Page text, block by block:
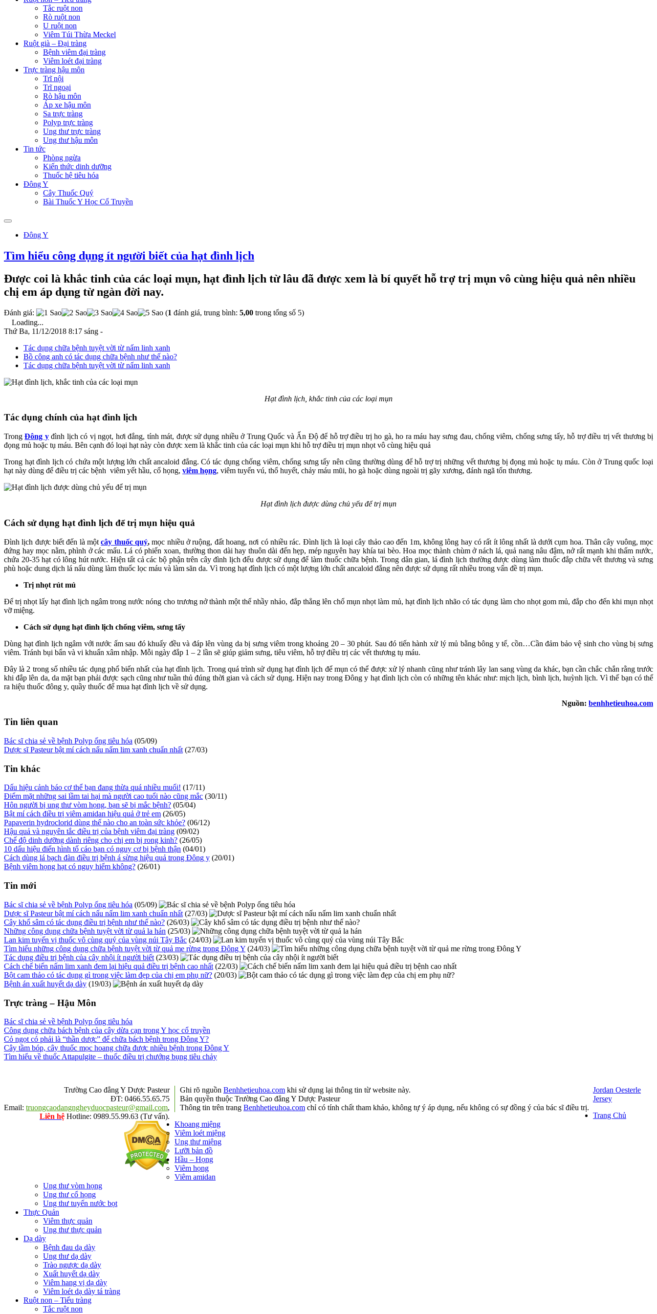
Tắc ruột non
Rò ruột non
U ruột non
Viêm Túi Thừa Meckel
Ruột già – Đại tràng
Bệnh viêm đại tràng
Viêm loét đại tràng
Trực tràng hậu môn
Trĩ nội
Trĩ ngoại
Rò hậu môn
Áp xe hậu môn
Sa trực tràng
Polyp trực tràng
Ung thư trực tràng
Ung thư hậu môn
Tin tức
Phòng ngừa
Kiến thức dinh dưỡng
Thuốc hệ tiêu hóa
Đông Y
Cây Thuốc Quý
Bài Thuốc Y Học Cổ Truyền
Đông Y
Tìm hiểu công dụng ít người biết của hạt đình lịch
Được coi là khắc tinh của các loại mụn, hạt đình lịch từ lâu đã được xem là bí quyết hỗ trợ trị mụn vô cùng hiệu quả nên nhiều
chị em áp dụng từ ngàn đời nay.
Đánh giá: (1 đánh giá, trung bình: 5,00 trong tổng số 5)
Loading...
Thứ Ba, 11/12/2018 8:17 sáng -
Tác dụng chữa bệnh tuyệt vời từ nấm linh xanh
Bồ công anh có tác dụng chữa bệnh như thế nào?
Tác dụng chữa bệnh tuyệt vời từ nấm linh xanh
Hạt đình lịch, khắc tinh của các loại mụn
Tác dụng chính của hạt đình lịch
TrongĐông yđình lịch có vị ngọt, hơi đắng, tính mát, được sử dụng nhiều ở Trung Quốc và Ấn Độ để hỗ trợ điều trị ho gà, ho ra máu hay sưng đau, chống viêm, chống sưng tấy, hỗ trợ điều trị vết thương bị
đọng mủ hoặc tụ máu. Bên cạnh đó loại hạt này còn được xem là khắc tinh của các loại mụn khi hỗ trợ điều trị mụn nhọt vô cùng hiệu quả
Trong hạt đình lịch có chứa một lượng lớn chất ancaloid đắng. Có tác dụng chống viêm, chống sưng tấy nên cũng thường dùng để hỗ trợ trị những vết thương bị đọng mủ hoặc tụ máu. Còn ở Trung quốc loại
hạt này dùng để điều trị các bệnh viêm yết hầu, cổ họng, viêm họng, viêm tuyến vú, thổ huyết, chảy máu mũi, ho gà hoặc dùng ngoài trị gãy xương, đánh ngã tổn thương.
Hạt đình lịch được dùng chủ yếu để trị mụn
Cách sử dụng hạt đình lịch để trị mụn hiệu quả
Đình lịch được biết đến là mộtcây thuốc quý, mọc nhiều ở ruộng, đất hoang, nơi có nhiều rác. Đình lịch là loại cây thảo cao đến 1m, không lông hay có rất ít lông nhất là dưới cụm hoa. Thân cây vuông, mọc
đứng hay mọc nằm, phình ở các mấu. Lá có phiến xoan, thường thon dài hay thuôn dài đến hẹp, mép nguyên hay khía tai bèo. Hoa mọc thành chùm ở nách lá, quả nang nâu đậm, nở rất mạnh khi thấm nước,
chứa 20-35 hạt có lông hút nước. Hiện tất cả các bộ phận trên cây đình lịch đểu được sử dụng để làm thuốc chữa bệnh. Trong dân gian, lá đình lịch thường được dùng làm thuốc đắp chữa vết thương và sưng
phù hoặc dung dịch lá nấu dùng làm thuốc lọc máu và làm săn da. Vì trong hạt đình lịch có một lượng lớn chất ancaloid đắng nên được sử dụng rất nhiều trong vấn đề trị mụn.
Trị nhọt rút mủ
Để trị nhọt lấy hạt đình lịch ngâm trong nước nóng cho trương nở thành một thể nhầy nhảo, đắp thẳng lên chổ mụn nhọt làm mủ, hạt đình lịch nhão có tác dụng làm cho nhọt gom mủ, đắp cho đến khi mụn nhọt
vỡ miệng.
Cách sử dụng hạt đình lịch chống viêm, sưng tấy
Dùng hạt đình lịch ngâm với nước ấm sau đó khuấy đều và đáp lên vùng da bị sưng viêm trong khoảng 20 – 30 phút. Sau đó tiến hành xử lý mủ bằng bông y tế, cồn…Cần đảm bảo vệ sinh cho vùng bị sưng
viêm. Tránh bụi bẩn và vi khuẩn xâm nhập. Mỗi ngày đắp 1 – 2 lần sẽ giúp giảm sưng, tiêu viêm, hỗ trợ điều trị các vết thương tụ máu.
Đây là 2 trong số nhiều tác dụng phổ biến nhất của hạt đình lịch. Trong quá trình sử dụng hạt đình lịch để mụn có thể được xử lý nhanh cũng như tránh lây lan sang vùng da khác, bạn cần chắc chắn rằng trước
khi đắp lên da, da mặt bạn phải được sạch cũng như tuần thủ đúng thời gian và cách sử dụng. Hiện nay trong Đông y hạt đình lịch còn có những tên khác như: mịch lịch, bình lịch, huỳnh lịch. Vì thế bạn có thể
ra hiệu thuốc đông y, quầy thuốc để mua hạt đình lịch về sử dụng.
Nguồn: benhhetieuhoa.com
Tin liên quan
Bác sĩ chia sẻ về bệnh Polyp ống tiêu hóa (05/09)
Dược sĩ Pasteur bật mí cách nấu nấm lim xanh chuẩn nhất (27/03)
Tin khác
Dấu hiệu cảnh báo cơ thể bạn đang thừa quá nhiều muối! (17/11)
Điểm mặt những sai lầm tai hại mà người cao tuổi nào cũng mắc (30/11)
Hôn người bị ung thư vòm họng, bạn sẽ bị mắc bệnh? (05/04)
Bật mí cách điều trị viêm amidan hiệu quả ở trẻ em (26/05)
Papaverin hydroclorid dùng thế nào cho an toàn sức khỏe? (06/12)
Hậu quả và nguyên tắc điều trị của bệnh viêm đại tràng (09/02)
Chế độ dinh dưỡng dành riêng cho chị em bị rong kinh? (26/05)
10 dấu hiệu điển hình tố cáo bạn có nguy cơ bị bệnh thận (04/01)
Cách dùng lá bạch đàn điều trị bệnh á sừng hiệu quả trong Đông y (20/01)
Bệnh viêm họng hạt có nguy hiểm không? (26/01)
Tin mới
Bác sĩ chia sẻ về bệnh Polyp ống tiêu hóa (05/09)
Dược sĩ Pasteur bật mí cách nấu nấm lim xanh chuẩn nhất (27/03)
Cây khổ sâm có tác dụng điều trị bệnh như thế nào? (26/03)
Những công dụng chữa bệnh tuyệt vời từ quả la hán (25/03)
Lan kim tuyến vị thuốc vô cùng quý của vùng núi Tây Bắc (24/03)
Tìm hiểu những công dụng chữa bệnh tuyệt vời từ quả me rừng trong Đông Y (24/03)
Tác dụng điều trị bệnh của cây nhội ít người biết (23/03)
Cách chế biến nấm lim xanh đem lại hiệu quả điều trị bệnh cao nhất (22/03)
Bột cam thảo có tác dụng gì trong việc làm đẹp của chị em phụ nữ? (20/03)
Bệnh án xuất huyết dạ dày (19/03)
Trực tràng – Hậu Môn
Bác sĩ chia sẻ về bệnh Polyp ống tiêu hóa
Công dụng chữa bách bệnh của cây dừa cạn trong Y học cổ truyền
Cỏ ngọt có phải là “thần dược” để chữa bách bệnh trong Đông Y?
Cây tầm bóp, cây thuốc mọc hoang chữa được nhiều bệnh trong Đông Y
Tìm hiểu về thuốc Attapulgite – thuốc điều trị chướng bụng tiêu chảy
Trường Cao đẳng Y Dược Pasteur
ĐT: 0466.55.65.75
Email: truongcaodangngheyduocpasteur@gmail.com,
Liên hệ Hotline: 0989.55.99.63 (Tư vấn).
Ghi rõ nguồn Benhhetieuhoa.com khi sử dụng lại thông tin từ website này.
Bản quyền thuộc Trường Cao đẳng Y Dược Pasteur
Thông tin trên trang Benhhetieuhoa.com chỉ có tính chất tham khảo, không tự ý áp dụng, nếu không có sự đồng ý của bác sĩ điều trị.
Jordan Oesterle
Jersey
Trang Chủ
Khoang miệng
Viêm loét miệng
Ung thư miệng
Lưỡi bản đồ
Hầu – Họng
Viêm họng
Viêm amidan
Ung thư vòm họng
Ung thư cổ họng
Ung thư tuyến nước bọt
Thực Quản
Viêm thực quản
Ung thư thực quản
Dạ dày
Bệnh đau dạ dày
Ung thư dạ dày
Trào ngược dạ dày
Xuất huyết dạ dày
Viêm hang vị dạ dày
Viêm loét dạ dày tá tràng
Ruột non – Tiểu tràng
Tắc ruột non